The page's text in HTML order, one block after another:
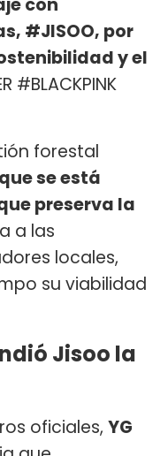
con
#JISOO, por
y el
#BLACKPINK
forestal
se está
preserva la
a las
locales,
su viabilidad
Jisoo la
oficiales, YG